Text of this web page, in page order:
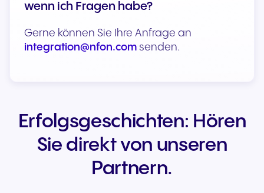
wenn ich Fragen habe?
Gerne können Sie Ihre Anfrage an
integration@nfon.com senden.
Erfolgsgeschichten: Hören
Sie direkt von unseren
Partnern.